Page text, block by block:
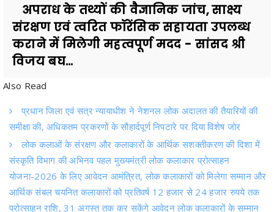
कराने में मिलेगी महत्वपूर्ण मदद - सांसद श्री
विजय बघ...
Also Read
समीक्षा की, अधिकतम प्रकरणों के सौहार्दपूर्ण निपटारे पर दिया विशेष जोर
लोक कलाओं के संरक्षण और कलाकारों के आर्थिक सशक्तीकरण की दिशा में
संस्कृति विभाग की अभिनव पहल मुख्यमंत्री लोक कलाकार प्रोत्साहन
योजना-2026 के लिए आवेदन आमंत्रित, लोक कलाकारों को मिलेगा सम्मान और
आर्थिक संबल चयनित कलाकारों को प्रतिवर्ष 12 हजार से 24 हजार रुपये तक
प्रोत्साहन राशि, 31 अगस्त तक कर सकेंगे आवेदन लोक कलाकारों के सम्मान
और आर्थिक सशक्तीकरण के लिए राज्य सरकार पूरी प्रतिबद्धता के साथ कार्य कर
रही है- श्री राजेश कम से कम